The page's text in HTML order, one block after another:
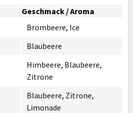
Geschmack / Aroma
Brombeere, Ice
Blaubeere
Himbeere, Blaubeere,
Zitrone
Blaubeere, Zitrone,
Limonade